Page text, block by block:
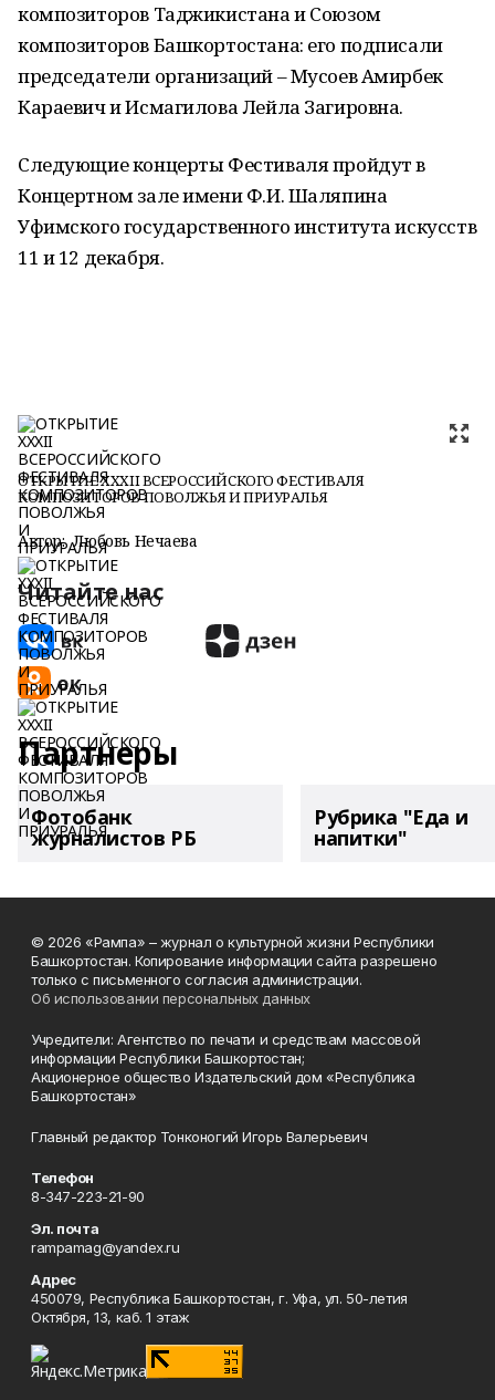
композиторов Таджикистана и Союзом
композиторов Башкортостана: его подписали
председатели организаций – Мусоев Амирбек
Караевич и Исмагилова Лейла Загировна.
Следующие концерты Фестиваля пройдут в
Концертном зале имени Ф.И. Шаляпина
Уфимского государственного института искусств
11 и 12 декабря.
ОТКРЫТИЕ XXXII ВСЕРОССИЙСКОГО ФЕСТИВАЛЯ
КОМПОЗИТОРОВ ПОВОЛЖЬЯ И ПРИУРАЛЬЯ
Автор: Любовь Нечаева
Читайте нас
Партнеры
Фотобанк
журналистов РБ
Рубрика "Еда и
напитки"
© 2026 «Рампа» – журнал о культурной жизни Республики
Башкортостан. Копирование информации сайта разрешено
только с письменного согласия администрации.
Об использовании персональных данных
Учредители: Агентство по печати и средствам массовой
информации Республики Башкортостан;
Акционерное общество Издательский дом «Республика
Башкортостан»
Главный редактор Тонконогий Игорь Валерьевич
Телефон
8-347-223-21-90
Эл. почта
rampamag@yandex.ru
Адрес
450079, Республика Башкортостан, г. Уфа, ул. 50-летия
Октября, 13, каб. 1 этаж